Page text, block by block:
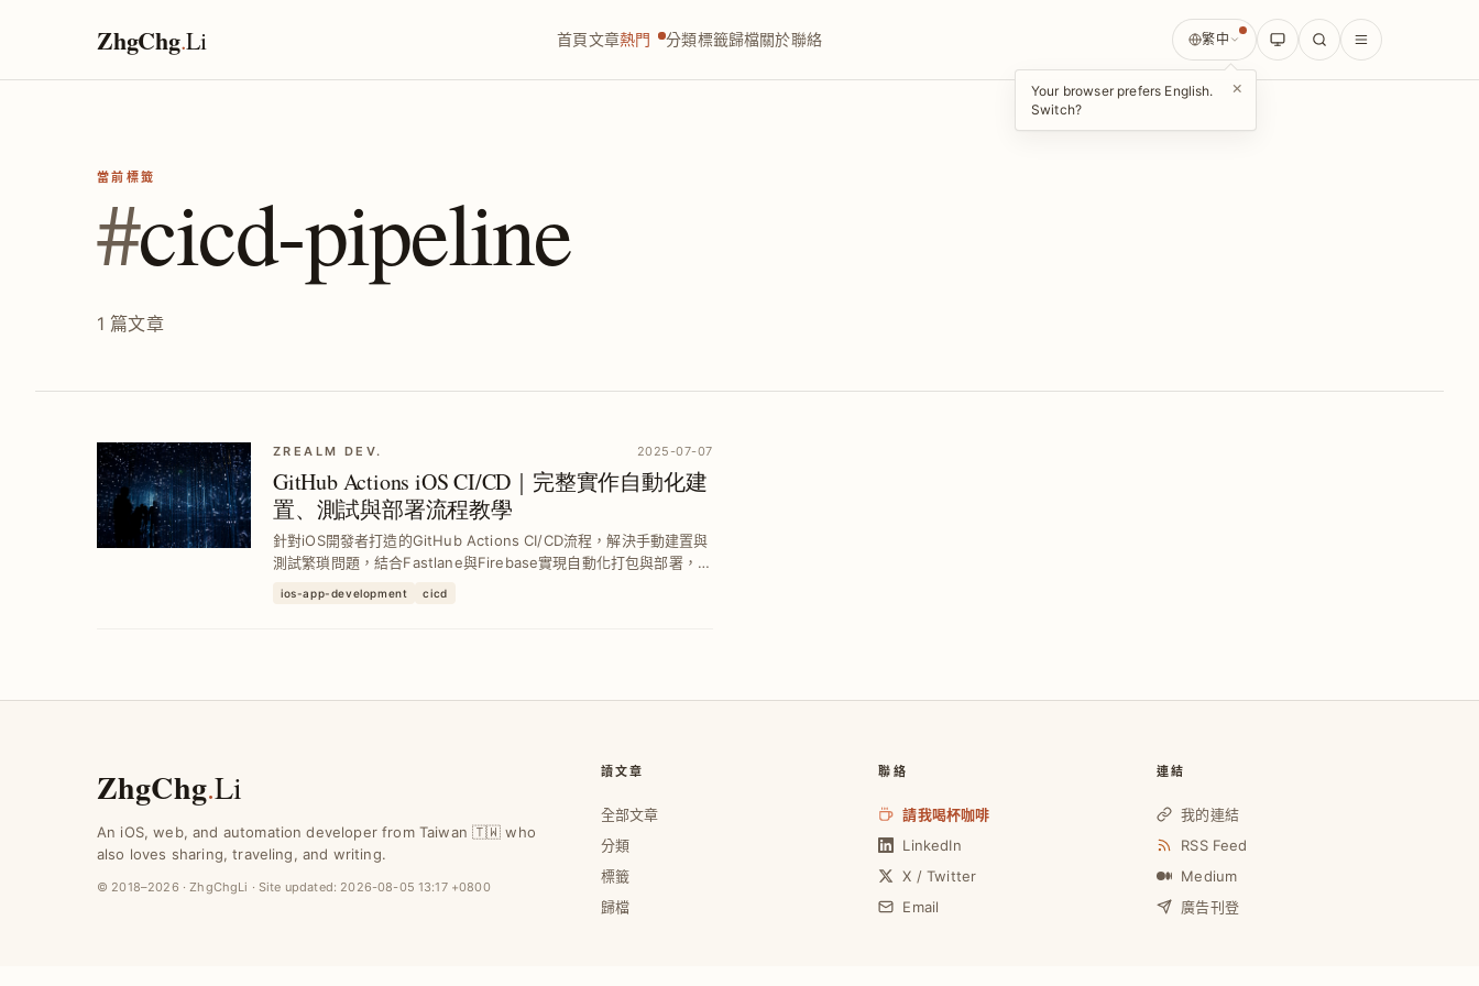
ZhgChg.Li 首頁文章熱門 分類標籤歸檔關於聯絡 繁中
Your browser prefers English.
Switch?
×
當前標籤
#cicd-pipeline
1 篇文章
ZREALM DEV. 2025-07-07
GitHub Actions iOS CI/CD｜完整實作自動化建
置、測試與部署流程教學
針對iOS開發者打造的GitHub Actions CI/CD流程，解決手動建置與
測試繁瑣問題，結合Fastlane與Firebase實現自動化打包與部署，提
ios-app-development cicd
ZhgChg.Li
An iOS, web, and automation developer from Taiwan 🇹🇼 who
also loves sharing, traveling, and writing.
© 2018–2026 · ZhgChgLi · Site updated: 2026-08-05 13:17 +0800
讀文章
全部文章
分類
標籤
歸檔
聯絡
請我喝杯咖啡
LinkedIn
X / Twitter
Email
連結
我的連結
RSS Feed
Medium
廣告刊登